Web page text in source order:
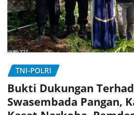
TNI-POLRI
Bukti Dukungan
Swasembada Pangan,